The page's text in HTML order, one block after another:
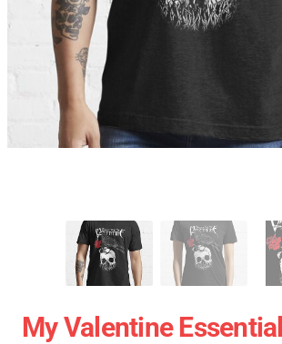
My Valentine